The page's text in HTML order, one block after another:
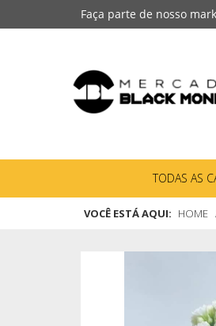
Faça parte de nosso
TODAS AS
VOCÊ ESTÁ AQUI: HOME